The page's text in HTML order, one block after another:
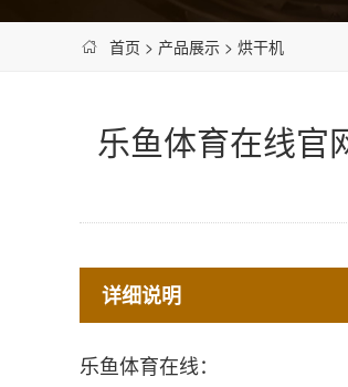
首页 > 产品展示 > 烘干机
乐鱼体育在线官
详细说明
乐鱼体育在线：